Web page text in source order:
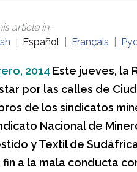
article in:
Español Français
2014 Este jueves, la
por las calles de
de los sindicatos
Nacional de
y Textil de
fin a la mala conducta